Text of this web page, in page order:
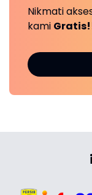
Nikmati
kami